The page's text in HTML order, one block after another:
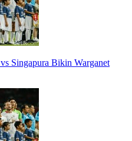
Singapura Bikin Warganet